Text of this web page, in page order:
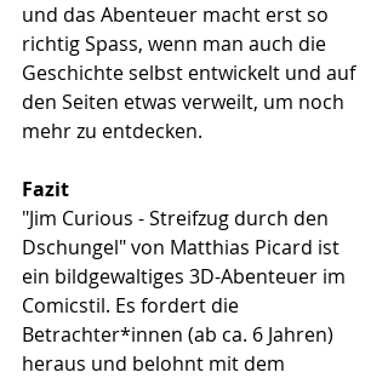
und das Abenteuer macht erst so
richtig Spass, wenn man auch die
Geschichte selbst entwickelt und auf
den Seiten etwas verweilt, um noch
mehr zu entdecken.
Fazit
"Jim Curious - Streifzug durch den
Dschungel" von Matthias Picard ist
ein bildgewaltiges 3D-Abenteuer im
Comicstil. Es fordert die
Betrachter*innen (ab ca. 6 Jahren)
heraus und belohnt mit dem